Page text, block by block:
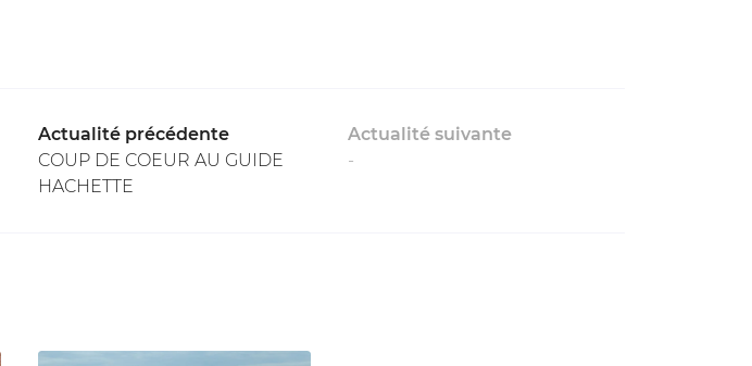
Actualité précédente
COUP DE COEUR AU GUIDE
HACHETTE
Actualité suivante
-